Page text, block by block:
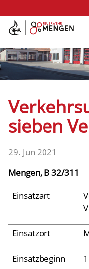
Kontakt Impressum
Die
Fahrzeuge
Einsätze
Aktuelles
sieben
29. Jun 2021
Mengen, B 32/311
Einsatzart
Einsatzort
Einsatzbeginn